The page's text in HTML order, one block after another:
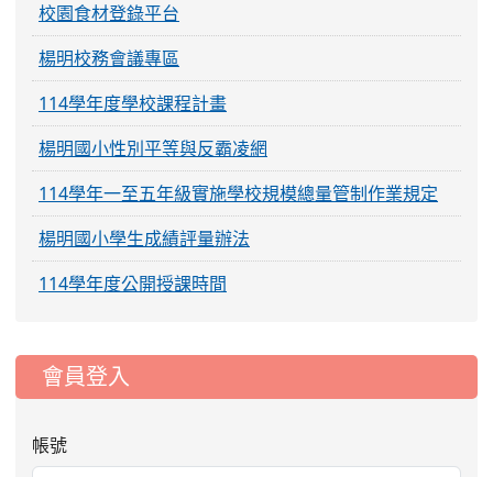
校園食材登錄平台
楊明校務會議專區
114學年度學校課程計畫
楊明國小性別平等與反霸凌網
114學年一至五年級實施學校規模總量管制作業規定
楊明國小學生成績評量辦法
114學年度公開授課時間
::: 會員登入
帳號